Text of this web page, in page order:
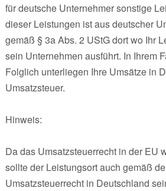
für deutsche Unternehmer sonstige
dieser Leistungen ist aus deutscher
gemäß § 3a Abs. 2 UStG dort wo Ihr
sein Unternehmen ausführt. In Ihrem
Folglich unterliegen Ihre Umsätze in
Umsatzsteuer.
Hinweis:
Da das Umsatzsteuerrecht in der EU
sollte der Leistungsort auch gemäß
Umsatzsteuerrecht in Deutschland